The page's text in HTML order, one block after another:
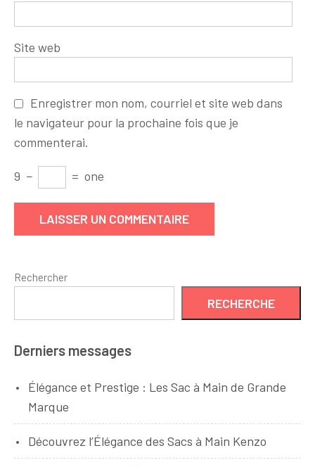
Site web
Enregistrer mon nom, courriel et site web dans
le navigateur pour la prochaine fois que je
commenterai.
9 − = one
Rechercher
RECHERCHE
Derniers messages
Élégance et Prestige : Les Sac à Main de Grande
Marque
Découvrez l’Élégance des Sacs à Main Kenzo